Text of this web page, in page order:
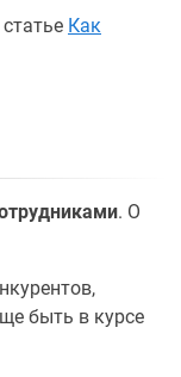
Как
. О
быть в курсе